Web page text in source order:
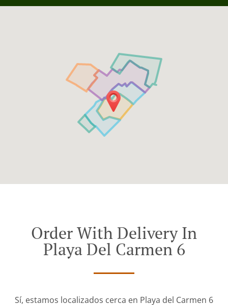
Order With Delivery In
Playa Del Carmen 6
Sí, estamos localizados cerca en Playa del Carmen 6